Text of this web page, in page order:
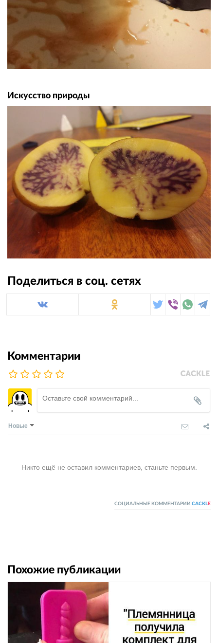
Искусство природы
Поделиться в соц. сетях
Комментарии
Новые
Никто ещё не оставил комментариев, станьте первым.
СОЦИАЛЬНЫЕ КОММЕНТАРИИ CACKL E
Похожие публикации